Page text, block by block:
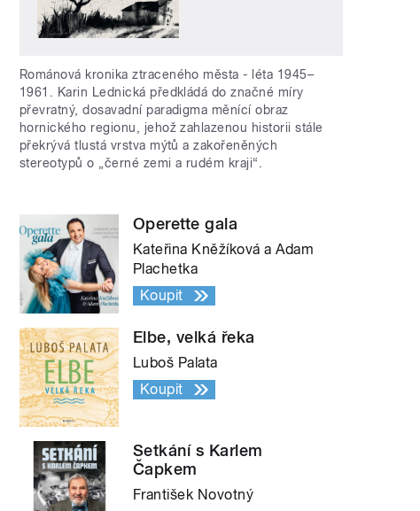
Románová kronika ztraceného města - léta 1945–
1961. Karin Lednická předkládá do značné míry
převratný, dosavadní paradigma měnící obraz
hornického regionu, jehož zahlazenou historii stále
překrývá tlustá vrstva mýtů a zakořeněných
stereotypů o „černé zemi a rudém kraji“.
Operette gala
Kateřina Kněžíková a Adam
Plachetka
Koupit
Elbe, velká řeka
Luboš Palata
Koupit
Setkání s Karlem
Čapkem
František Novotný